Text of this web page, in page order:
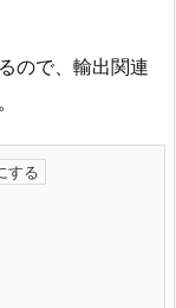
ので、輸出関連